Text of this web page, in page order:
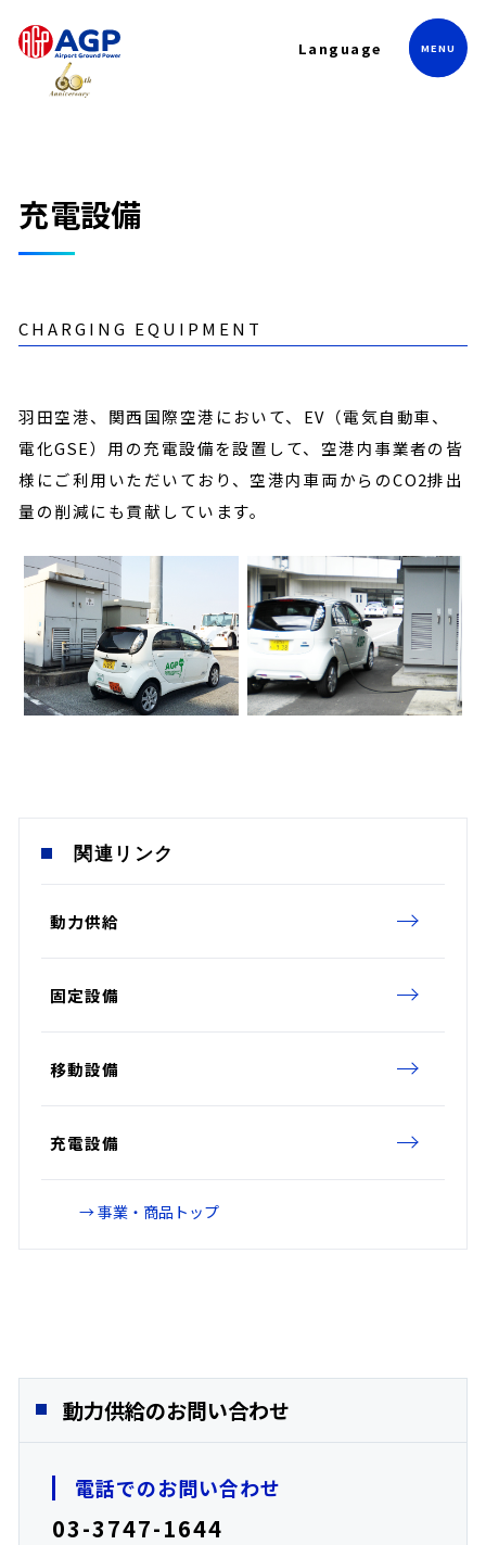
Language
充電設備
CHARGING EQUIPMENT
羽田空港、関西国際空港において、EV（電気自動車、
電化GSE）用の充電設備を設置して、空港内事業者の皆
様にご利用いただいており、空港内車両からのCO2排出
量の削減にも貢献しています。
関連リンク
動力供給
固定設備
移動設備
充電設備
→ 事業・商品トップ
動力供給のお問い合わせ
電話でのお問い合わせ
03-3747-1644